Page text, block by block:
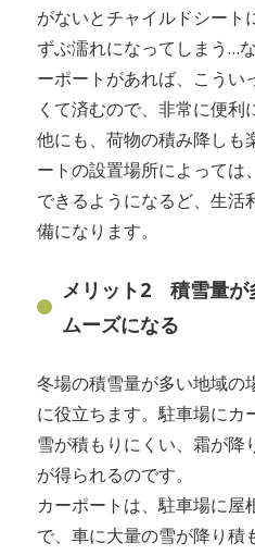
がないとチャイルドシート
ずぶ濡れになってしまう…
ーポートがあれば、こうい
くて済むので、非常に便
他にも、荷物の積み降しも
ートの設置場所によっては
できるようになるど、生活
備になります。
メリット2 積雪量が
ムーズになる
冬場の積雪量が多い地域の
に役立ちます。駐車場にカ
雪が積もりにくい、霜が降
が得られるのです。
カーポートは、駐車場に屋
で、車に大量の雪が降り積